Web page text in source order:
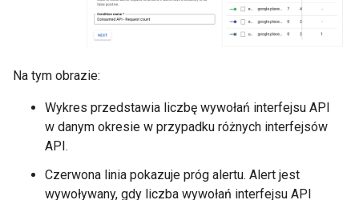
Na tym obrazie:
Wykres przedstawia liczbę wywołań interfejsu API
w danym okresie w przypadku różnych interfejsów
API.
Czerwona linia pokazuje próg alertu. Alert jest
wywoływany, gdy liczba wywołań interfejsu API